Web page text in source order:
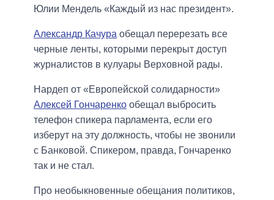
Юлии Мендель «Каждый из нас президент».
Александр Качура обещал перерезать все
черные ленты, которыми перекрыт доступ
журналистов в кулуары Верховной рады.
Нардеп от «Европейской солидарности»
Алексей Гончаренко обещал выбросить
телефон спикера парламента, если его
изберут на эту должность, чтобы не звонили
с Банковой. Спикером, правда, Гончаренко
так и не стал.
Про необыкновенные обещания политиков,